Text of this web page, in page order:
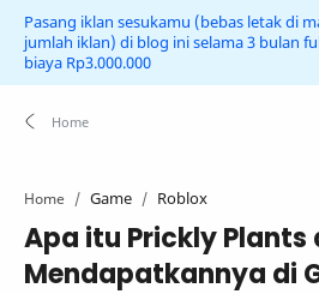
Pasang iklan sesukamu (bebas letak di
jumlah iklan) di blog ini selama 3 bulan
biaya Rp3.000.000
Home Game Roblox
Apa itu Prickly Plants
Mendapatkannya di